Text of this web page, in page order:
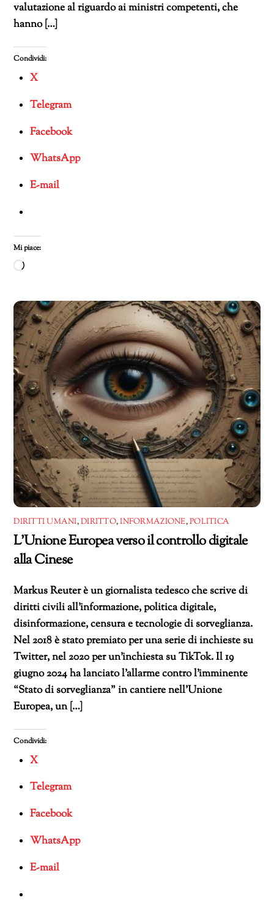
valutazione al riguardo ai ministri competenti, che
hanno […]
Condividi:
X
Telegram
Facebook
WhatsApp
E-mail
Mi piace:
Caricamento
corso…
DIRITTI UMANI,DIRITTO,INFORMAZIONE,POLITICA
L’Unione Europea verso il controllo digitale
alla Cinese
Markus Reuter è un giornalista tedesco che scrive di
diritti civili all’informazione, politica digitale,
disinformazione, censura e tecnologie di sorveglianza.
Nel 2018 è stato premiato per una serie di inchieste su
Twitter, nel 2020 per un’inchiesta su TikTok. Il 19
giugno 2024 ha lanciato l’allarme contro l’imminente
“Stato di sorveglianza” in cantiere nell’Unione
Europea, un […]
Condividi:
X
Telegram
Facebook
WhatsApp
E-mail